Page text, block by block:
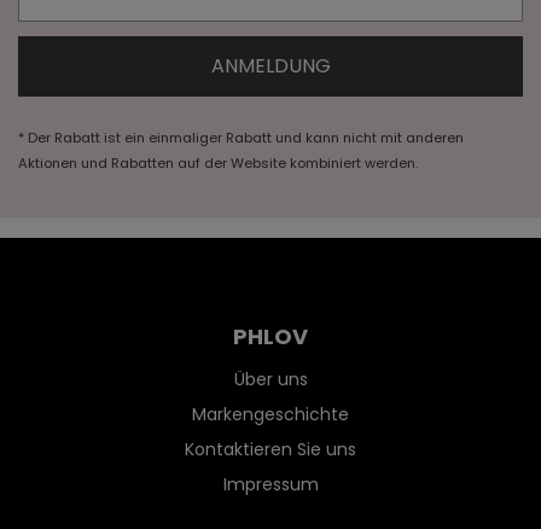
* Der Rabatt ist ein einmaliger Rabatt und kann nicht mit anderen
Aktionen und Rabatten auf der Website kombiniert werden.
PHLOV
Über uns
Markengeschichte
Kontaktieren Sie uns
Impressum